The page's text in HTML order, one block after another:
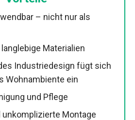
– nicht nur als
Materialien
Industriedesign fügt sich
Wohnambiente ein
und Pflege
unkomplizierte Montage